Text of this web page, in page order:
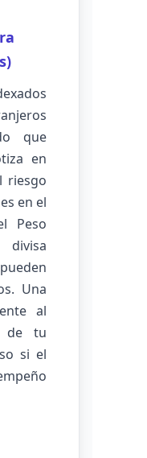
que
en
riesgo
en el
Peso
Una
al
de tu
si el